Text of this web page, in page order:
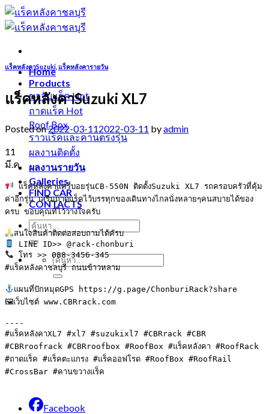
Skip
to
content
Home
Products
ขาจับแร็ค
ถาดแร็ค
Roof Box
ราวแร็คและคานตรงรุ่น
ผลงานติดตั้ง
ผลงานรายวัน
Galleries
FIND CAR
CONTACTS
แร็คหลังคาSuzuki แร็คหลังคารายวัน
แร็คหลังคาSuzuki XL7
Posted on2022-03-112022-03-11 byadmin
11
มี.ค.
แร็คหลังคาแครี่บอยรุ่นCB-550N ติดตั้งSuzuki XL7 รถครอบครัวที่คุ้ม
ค่าอีกรุ่น เสริมถาดแร็คไว้บรรทุกของเดินทางไกลนั่งหลายๆคนสบายได้ของ
ครบ ขอบคุณที่ไว้วางใจครับ
สนใจสินค้าติดต่อสอบถามได้คัรบ
โทร >> 088-3456-345
#แร็คหลังคาชลบุรี ถนนข้าวหลาม
แผนที่ปักหมุดGPS https://g.page/ChonburiRack?share
🖼เว็บไซต์ www.CBRrack.com
----
#แร็คหลังคาXL7 #xl7 #suzukixl7 #CBRrack #CBR
#CBRroofrack #CBRroofbox #RoofBox #แร็คหลังคา #RoofRack
#ถาดแร็ค #แร็คตะแกรง #แร็คออฟโรด #RoofBox #RoofRail
Facebook